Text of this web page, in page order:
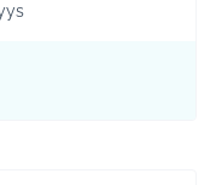
Hyvinvointi ja